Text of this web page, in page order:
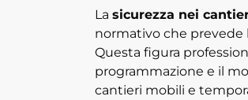
La sicurezza nei
normativo che prevede
Questa figura
programmazione e il
cantieri mobili e